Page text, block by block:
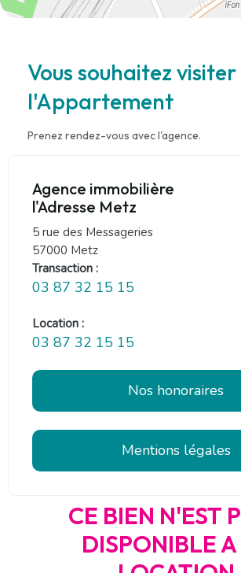
Vous souhaitez visiter
l'Appartement
Prenez rendez-vous avec l'agence.
Agence immobilière
l'Adresse Metz
5 rue des Messageries
57000 Metz
Transaction :
03 87 32 15 15
Location :
03 87 32 15 15
Nos honoraires
Mentions légales
CE BIEN N'EST
DISPONIBLE